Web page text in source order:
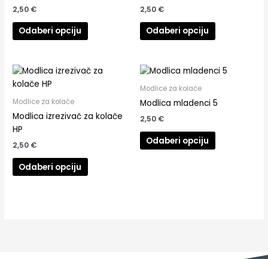
2,50 €
Odaberi opciju
2,50 €
Odaberi opciju
Modlice za kolače
Modlica izrezivač za kolače
HP
2,50 €
Odaberi opciju
Modlice za kolače
Modlica mladenci 5
2,50 €
Odaberi opciju